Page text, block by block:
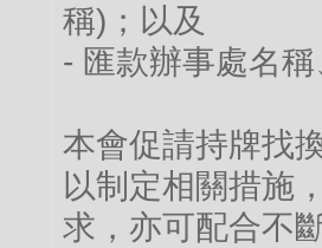
稱)；以及
- 匯款辦事處名
本會促請持牌找
以制定相關措施
求，亦可配合不